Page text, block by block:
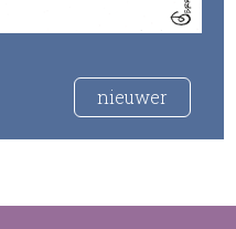
nieuwer